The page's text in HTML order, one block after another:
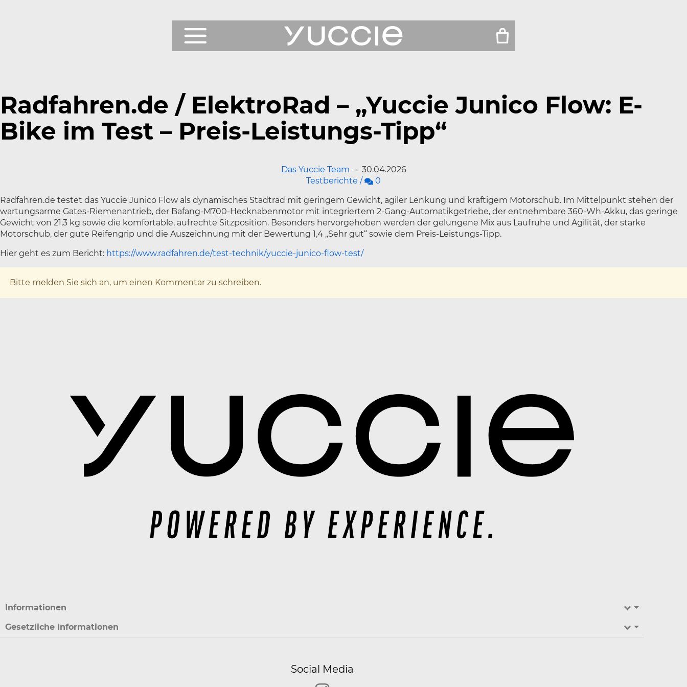
Shop
Testberichte
Service
Radfahren.de / ElektroRad – „Yuccie Junico Flow: E-
Bike im Test – Preis-Leistungs-Tipp“
Das Yuccie Team – 30.04.2026
Testberichte / Kommentare
0
Radfahren.de testet das Yuccie Junico Flow als dynamisches Stadtrad mit geringem Gewicht, agiler Lenkung und kräftigem Motorschub. Im Mittelpunkt stehen der
wartungsarme Gates-Riemenantrieb, der Bafang-M700-Hecknabenmotor mit integriertem 2-Gang-Automatikgetriebe, der entnehmbare 360-Wh-Akku, das geringe
Gewicht von 21,3 kg sowie die komfortable, aufrechte Sitzposition. Besonders hervorgehoben werden der gelungene Mix aus Laufruhe und Agilität, der starke
Motorschub, der gute Reifengrip und die Auszeichnung mit der Bewertung 1,4 „Sehr gut“ sowie dem Preis-Leistungs-Tipp.
Hier geht es zum Bericht: https://www.radfahren.de/test-technik/yuccie-junico-flow-test/
x
Bitte melden Sie sich an, um einen Kommentar zu schreiben.
Informationen
Gesetzliche Informationen
Social Media